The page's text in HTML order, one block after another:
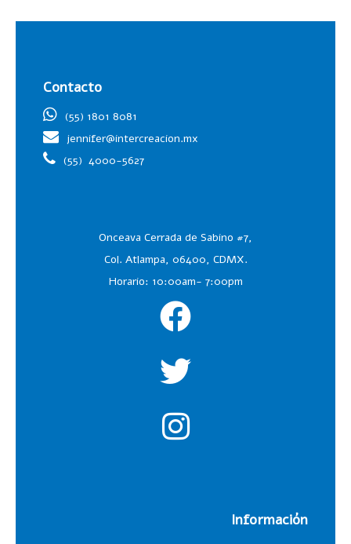
Contacto
(55) 1801 8081
jennifer@intercreacion.mx
(55) 4000-5627
Onceava Cerrada de Sabino #7,
Col. Atlampa, 06400, CDMX.
Horario: 10:00am- 7:00pm
Información